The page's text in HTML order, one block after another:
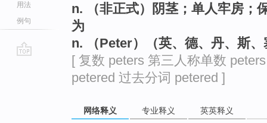
用法
例句
n. （非正式）阴茎；单人牢房；
为
n. （Peter）（英、德、丹、斯
[ 复数 peters 第三人称单数
petered 过去分词 petered ]
网络释义 专业释义 英英释义